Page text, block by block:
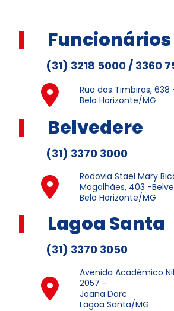
Funcionários
(31) 3218 5000 / 3360
Rua dos Timbiras,
Belo Horizonte/MG
Belvedere
(31) 3370 3000
Rodovia Stael Mary
Magalhães, 403 -
Belo Horizonte/MG
Lagoa Santa
(31) 3370 3050
Avenida Acadêmico
2057 -
Joana Darc
Lagoa Santa/MG